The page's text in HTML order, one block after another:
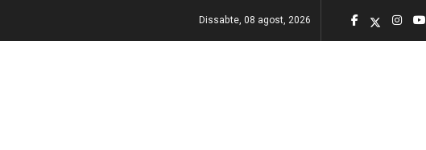
Dissabte, 08 agost, 2026